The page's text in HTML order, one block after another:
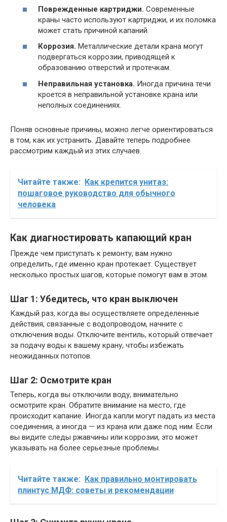
Поврежденные картриджи. Современные
краны часто используют картриджи, и их поломка
может стать причиной капаний.
Коррозия. Металлические детали крана могут
подвергаться коррозии, приводящей к
образованию отверстий и протечкам.
Неправильная установка. Иногда причина течи
кроется в неправильной установке крана или
неполных соединениях.
Поняв основные причины, можно легче ориентироваться
в том, как их устранить. Давайте теперь подробнее
рассмотрим каждый из этих случаев.
Читайте также: Как крепится унитаз:
пошаговое руководство для обычного
человека
Как диагностировать капающий кран
Прежде чем приступать к ремонту, вам нужно
определить, где именно кран протекает. Существует
несколько простых шагов, которые помогут вам в этом.
Шаг 1: Убедитесь, что кран выключен
Каждый раз, когда вы осуществляете определенные
действия, связанные с водопроводом, начните с
отключения воды. Отключите вентиль, который отвечает
за подачу воды к вашему крану, чтобы избежать
неожиданных потопов.
Шаг 2: Осмотрите кран
Теперь, когда вы отключили воду, внимательно
осмотрите кран. Обратите внимание на место, где
происходит капание. Иногда капли могут падать из места
соединения, а иногда — из крана или даже под ним. Если
вы видите следы ржавчины или коррозии, это может
указывать на более серьезные проблемы.
Читайте также: Как правильно монтировать
плинтус МДФ: советы и рекомендации